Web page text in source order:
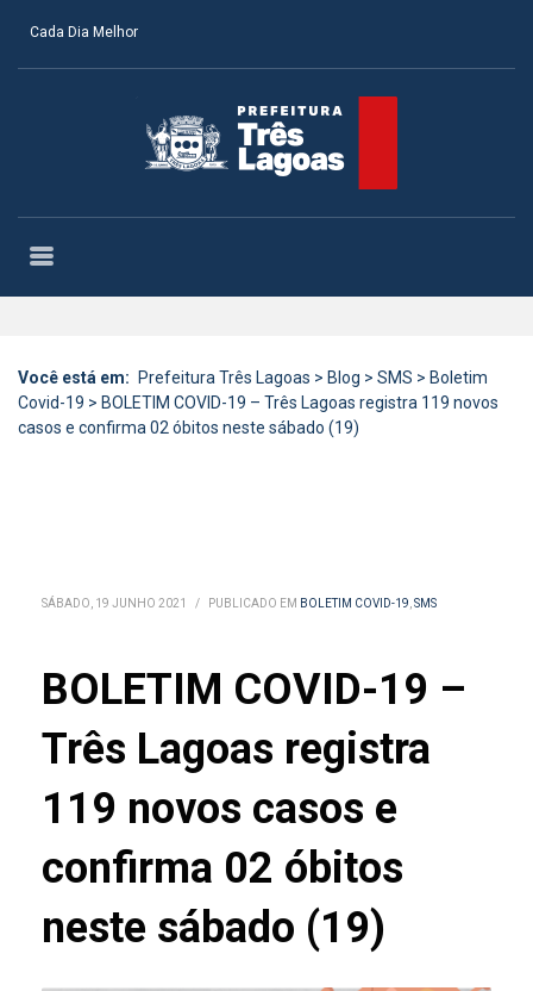
Cada Dia Melhor
Você está em: Prefeitura Três Lagoas > Blog > SMS > Boletim
Covid-19 > BOLETIM COVID-19 – Três Lagoas registra 119 novos
casos e confirma 02 óbitos neste sábado (19)
SÁBADO, 19 JUNHO 2021 / PUBLICADO EM BOLETIM COVID-19,SMS
BOLETIM COVID-19 –
Três Lagoas registra
119 novos casos e
confirma 02 óbitos
neste sábado (19)